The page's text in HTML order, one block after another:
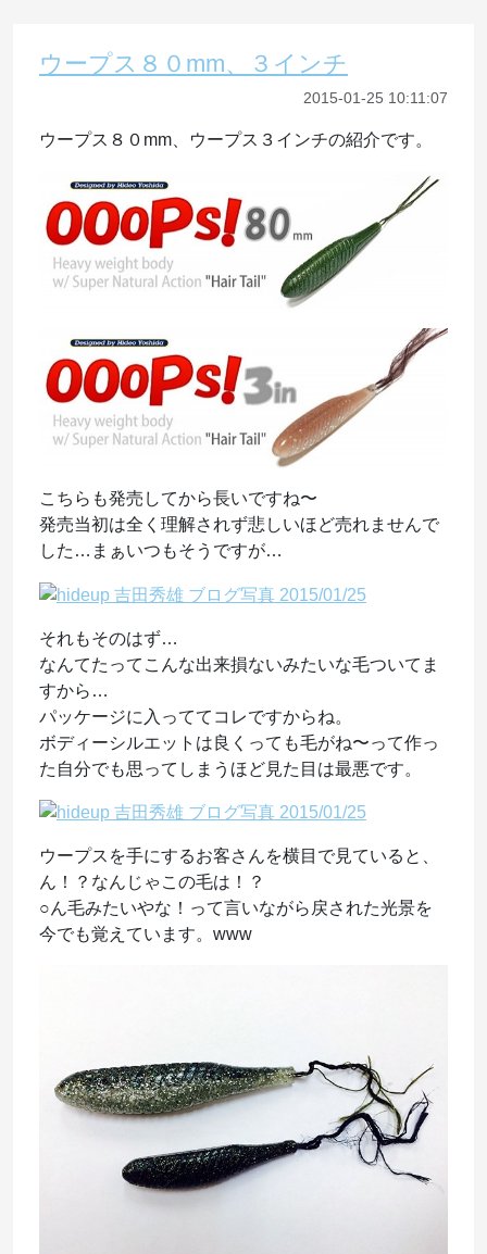
ウープス８０mm、３インチ
2015-01-25 10:11:07
ウープス８０mm、ウープス３インチの紹介です。
こちらも発売してから長いですね〜
発売当初は全く理解されず悲しいほど売れませんで
した…まぁいつもそうですが…
それもそのはず…
なんてたってこんな出来損ないみたいな毛ついてま
すから…
パッケージに入っててコレですからね。
ボディーシルエットは良くっても毛がね〜って作っ
た自分でも思ってしまうほど見た目は最悪です。
ウープスを手にするお客さんを横目で見ていると、
ん！？なんじゃこの毛は！？
○ん毛みたいやな！って言いながら戻された光景を
今でも覚えています。www